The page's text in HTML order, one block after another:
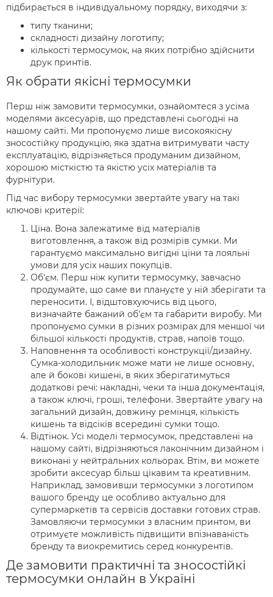
підбирається в індивідуальному порядку, виходячи з:
типу тканини;
складності дизайну логотипу;
кількості термосумок, на яких потрібно здійснити
друк принтів.
Як обрати якісні термосумки
Перш ніж замовити термосумки, ознайомтеся з усіма
моделями аксесуарів, що представлені сьогодні на
нашому сайті. Ми пропонуємо лише високоякісну
зносостійку продукцію, яка здатна витримувати часту
експлуатацію, відрізняється продуманим дизайном,
хорошою місткістю та якістю усіх матеріалів та
фурнітури.
Під час вибору термосумки звертайте увагу на такі
ключові критерії:
Ціна. Вона залежатиме від матеріалів
виготовлення, а також від розмірів сумки. Ми
гарантуємо максимально вигідні ціни та лояльні
умови для усіх наших покупців.
Об'єм. Перш ніж купити термосумку, завчасно
продумайте, що саме ви плануєте у ній зберігати та
переносити. І, відштовхуючись від цього,
визначайте бажаний об'єм та габарити виробу. Ми
пропонуємо сумки в різних розмірах для меншої чи
більшої кількості продуктів, страв, напоїв тощо.
Наповнення та особливості конструкції/дизайну.
Сумка-холодильник може мати не лише основну,
але й бокові кишені, в яких зберігатимуться
додаткові речі: накладні, чеки та інша документація,
а також ключі, гроші, телефони. Звертайте увагу на
загальний дизайн, довжину ремінця, кількість
кишень та відсіків всередині сумки тощо.
Відтінок. Усі моделі термосумок, представлені на
нашому сайті, відрізняються лаконічним дизайном і
виконані у нейтральних кольорах. Втім, ви можете
зробити аксесуар більш цікавим та креативним.
Наприклад, замовивши термосумки з логотипом
вашого бренду це особливо актуально для
супермаркетів та сервісів доставки готових страв.
Замовляючи термосумки з власним принтом, ви
отримуєте можливість підвищити впізнаваність
бренду та виокремитись серед конкурентів.
Де замовити практичні та зносостійкі
термосумки онлайн в Україні